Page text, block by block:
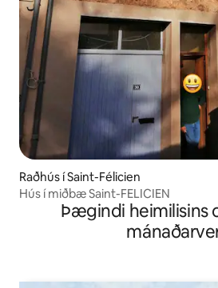
Raðhús í Saint-Félicien
Hús í miðbæ Saint-FELICIEN
Þægindi